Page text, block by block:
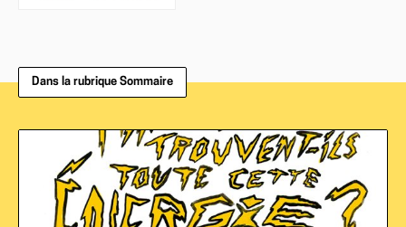
Dans la rubrique Sommaire